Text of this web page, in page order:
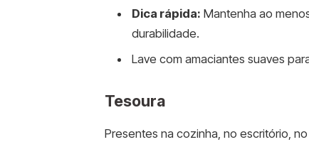
Dica rápida: Mantenha ao
durabilidade.
Lave com amaciantes suaves
Tesoura
Presentes na cozinha, no escritório,